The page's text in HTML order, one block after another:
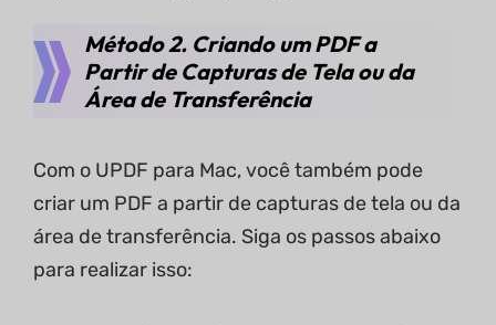
Método 2. Criando um PDF a
Partir de Capturas de Tela ou da
Área de Transferência
Com o UPDF para Mac, você também pode
criar um PDF a partir de capturas de tela ou da
área de transferência. Siga os passos abaixo
para realizar isso: